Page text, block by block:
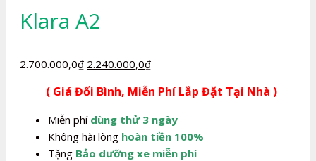
Klara A2
2.700.000,0₫ Giá
là:
2.700.000,0₫.
2.240.000,0₫Giá
tại
2.240.000,0₫.
( Giá Đổi Bình, Miễn Phí Lắp Đặt Tại Nhà )
Miễn phí dùng thử 3 ngày
Không hài lòng hoàn tiền 100%
Tặng Bảo dưỡng xe miễn phí